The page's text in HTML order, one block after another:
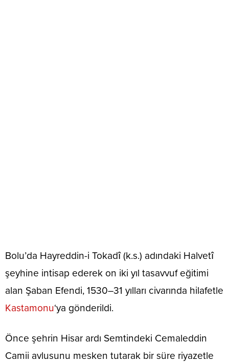
Bolu’da Hayreddin-i Tokadî (k.s.) adındaki Halvetî
şeyhine intisap ederek on iki yıl tasavvuf eğitimi
alan Şaban Efendi, 1530–31 yılları civarında hilafetle
Kastamonu‘ya gönderildi.
Önce şehrin Hisar ardı Semtindeki Cemaleddin
Camii avlusunu mesken tutarak bir süre riyazetle